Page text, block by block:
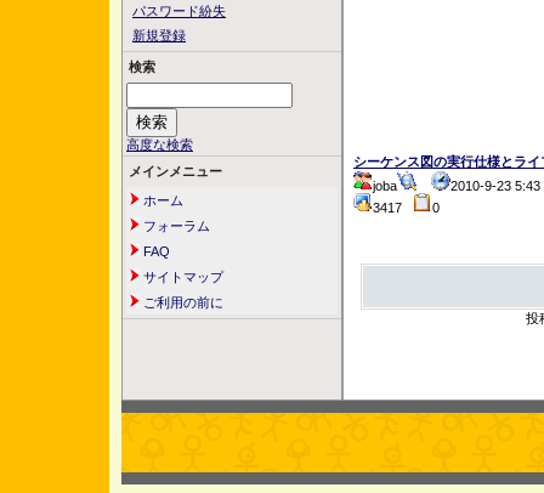
パスワード紛失
新規登録
検索
高度な検索
メインメニュー
ホーム
フォーラム
FAQ
サイトマップ
ご利用の前に
シーケンス図の実行仕様とラ
joba
2010-9-23
3417
0
投